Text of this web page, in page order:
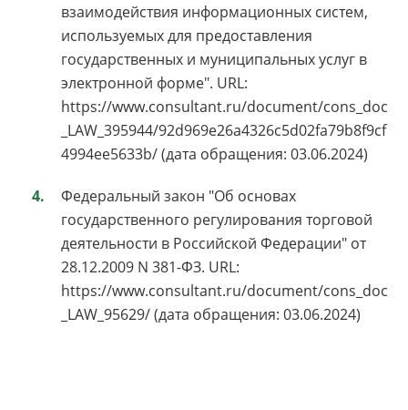
взаимодействия информационных систем,
используемых для предоставления
государственных и муниципальных услуг в
электронной форме". URL:
https://www.consultant.ru/document/cons_doc
_LAW_395944/92d969e26a4326c5d02fa79b8f9cf
4994ee5633b/ (дата обращения: 03.06.2024)
Федеральный закон "Об основах
государственного регулирования торговой
деятельности в Российской Федерации" от
28.12.2009 N 381-ФЗ. URL:
https://www.consultant.ru/document/cons_doc
_LAW_95629/ (дата обращения: 03.06.2024)